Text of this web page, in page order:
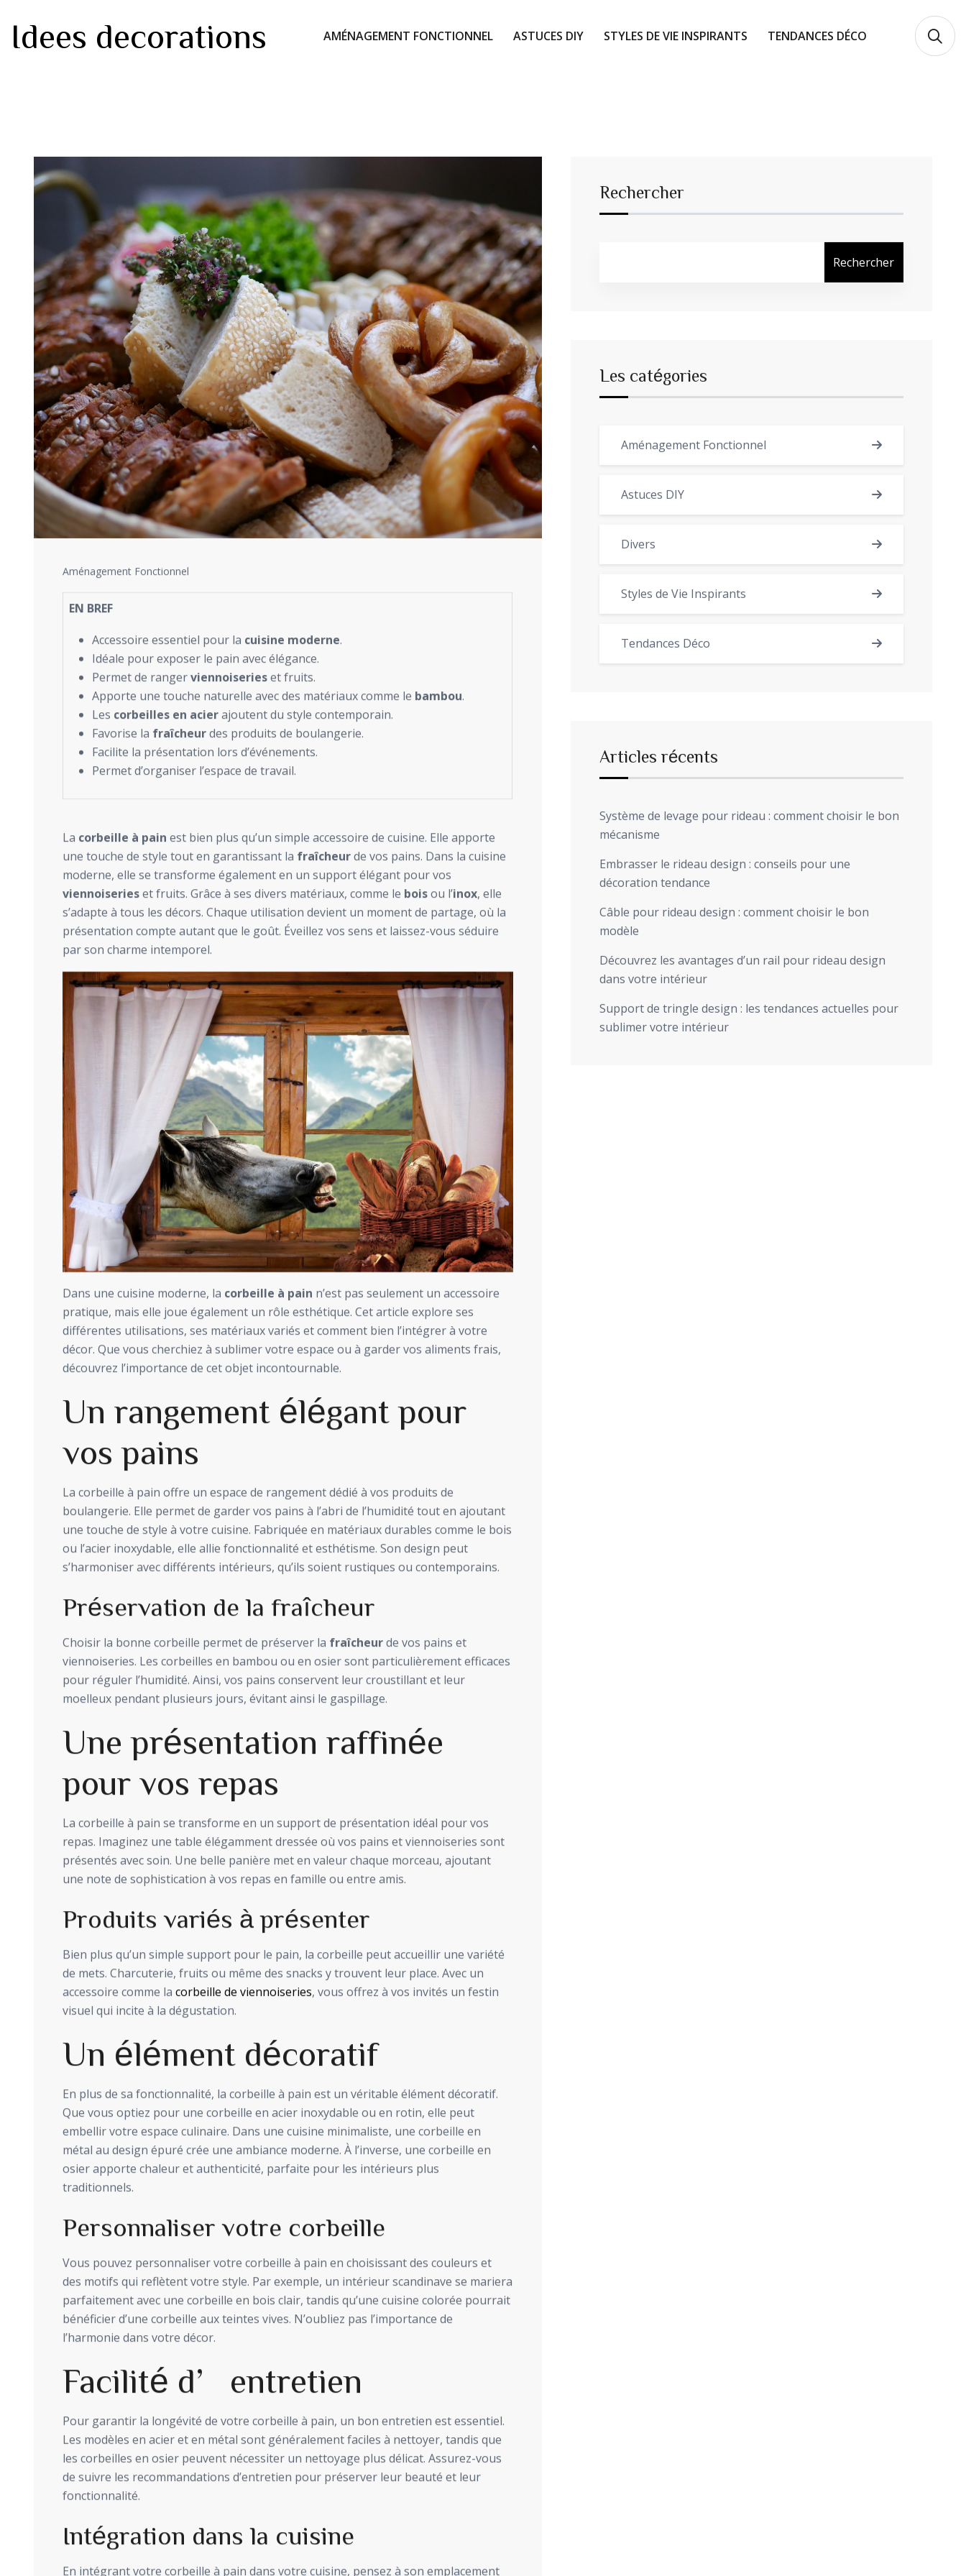
Idees decorations AMÉNAGEMENT FONCTIONNEL ASTUCES DIY STYLES DE VIE INSPIRANTS TENDANCES DÉCO
Aménagement Fonctionnel
EN BREF
Accessoire essentiel pour la cuisine moderne.
Idéale pour exposer le pain avec élégance.
Permet de rangerviennoiserieset fruits.
Apporte une touche naturelle avec des matériaux comme le bambou.
Les corbeilles en acierajoutent du style contemporain.
Favorise la fraîcheurdes produits de boulangerie.
Facilite la présentation lors d’événements.
Permet d’organiser l’espace de travail.
La corbeille à pain est bien plus qu’un simple accessoire de cuisine. Elle apporte
une touche de style tout en garantissant la fraîcheurde vos pains. Dans la cuisine
moderne, elle se transforme également en un support élégant pour vos
viennoiserieset fruits. Grâce à ses divers matériaux, comme le boisou l’inox, elle
s’adapte à tous les décors. Chaque utilisation devient un moment de partage, où la
présentation compte autant que le goût. Éveillez vos sens et laissez-vous séduire
par son charme intemporel.
Dans une cuisine moderne, la corbeille à pain n’est pas seulement un accessoire
pratique, mais elle joue également un rôle esthétique. Cet article explore ses
différentes utilisations, ses matériaux variés et comment bien l’intégrer à votre
décor. Que vous cherchiez à sublimer votre espace ou à garder vos aliments frais,
découvrez l’importance de cet objet incontournable.
Un rangement élégant pour
vos pains
La corbeille à pain offre un espace de rangement dédié à vos produits de
boulangerie. Elle permet de garder vos pains à l’abri de l’humidité tout en ajoutant
une touche de style à votre cuisine. Fabriquée en matériaux durables comme le bois
ou l’acier inoxydable, elle allie fonctionnalité et esthétisme. Son design peut
s’harmoniser avec différents intérieurs, qu’ils soient rustiques ou contemporains.
Préservation de la fraîcheur
Choisir la bonne corbeille permet de préserver la fraîcheurde vos pains et
viennoiseries. Les corbeilles en bambou ou en osier sont particulièrement efficaces
pour réguler l’humidité. Ainsi, vos pains conservent leur croustillant et leur
moelleux pendant plusieurs jours, évitant ainsi le gaspillage.
Une présentation raffinée
pour vos repas
La corbeille à pain se transforme en un support de présentation idéal pour vos
repas. Imaginez une table élégamment dressée où vos pains et viennoiseries sont
présentés avec soin. Une belle panière met en valeur chaque morceau, ajoutant
une note de sophistication à vos repas en famille ou entre amis.
Produits variés à présenter
Bien plus qu’un simple support pour le pain, la corbeille peut accueillir une variété
de mets. Charcuterie, fruits ou même des snacks y trouvent leur place. Avec un
accessoire comme la corbeille de viennoiseries, vous offrez à vos invités un festin
visuel qui incite à la dégustation.
Un élément décoratif
En plus de sa fonctionnalité, la corbeille à pain est un véritable élément décoratif.
Que vous optiez pour une corbeille en acier inoxydable ou en rotin, elle peut
embellir votre espace culinaire. Dans une cuisine minimaliste, une corbeille en
métal au design épuré crée une ambiance moderne. À l’inverse, une corbeille en
osier apporte chaleur et authenticité, parfaite pour les intérieurs plus
traditionnels.
Personnaliser votre corbeille
Vous pouvez personnaliser votre corbeille à pain en choisissant des couleurs et
des motifs qui reflètent votre style. Par exemple, un intérieur scandinave se mariera
parfaitement avec une corbeille en bois clair, tandis qu’une cuisine colorée pourrait
bénéficier d’une corbeille aux teintes vives. N’oubliez pas l’importance de
l’harmonie dans votre décor.
Facilité d’entretien
Pour garantir la longévité de votre corbeille à pain, un bon entretien est essentiel.
Les modèles en acier et en métal sont généralement faciles à nettoyer, tandis que
les corbeilles en osier peuvent nécessiter un nettoyage plus délicat. Assurez-vous
de suivre les recommandations d’entretien pour préserver leur beauté et leur
fonctionnalité.
Intégration dans la cuisine
En intégrant votre corbeille à pain dans votre cuisine, pensez à son emplacement
Rechercher
Rechercher
Les catégories
Aménagement Fonctionnel
Astuces DIY
Divers
Styles de Vie Inspirants
Tendances Déco
Articles récents
Système de levage pour rideau : comment choisir le bon
mécanisme
Embrasser le rideau design : conseils pour une
décoration tendance
Câble pour rideau design : comment choisir le bon
modèle
Découvrez les avantages d’un rail pour rideau design
dans votre intérieur
Support de tringle design : les tendances actuelles pour
sublimer votre intérieur